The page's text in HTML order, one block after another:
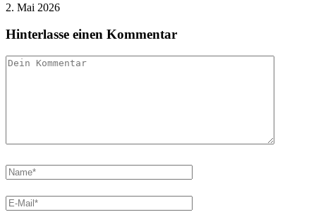
2. Mai 2026
Hinterlasse einen Kommentar